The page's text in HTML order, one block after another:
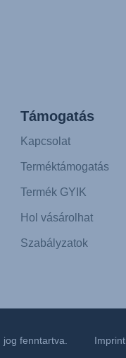
Támogatás
Kapcsolat
Terméktámogatás
Termék GYIK
Hol vásárolhat
Szabályzatok
fenntartva. Imprint